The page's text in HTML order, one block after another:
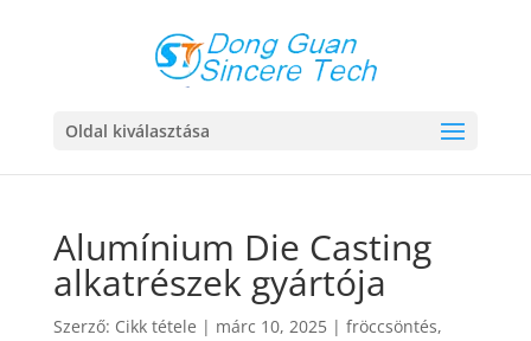
Oldal kiválasztása
Alumínium Die Casting
alkatrészek gyártója
Szerző: Cikk tétele | márc 10, 2025| fröccsöntés,